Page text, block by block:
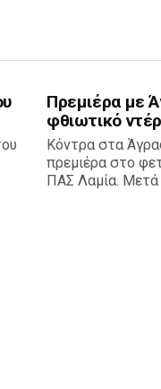
Πρεμιέρα με
φθιωτικό
Κόντρα στα
πρεμιέρα στο
ΠΑΣ Λαμία. Μετά